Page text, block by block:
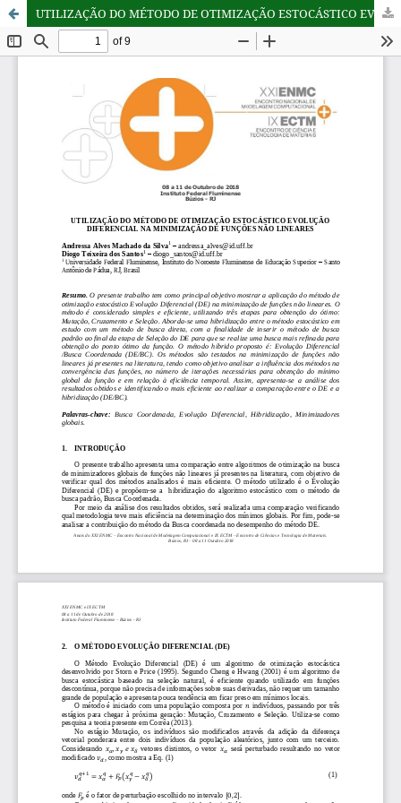
UTILIZAÇÃO DO MÉTODO DE OTIMIZAÇÃO ESTOCÁSTICO EVOLUÇÃO DIFERENCIAL NA MINIMIZAÇÃO DE FUNÇÕES NÃO LINEARES